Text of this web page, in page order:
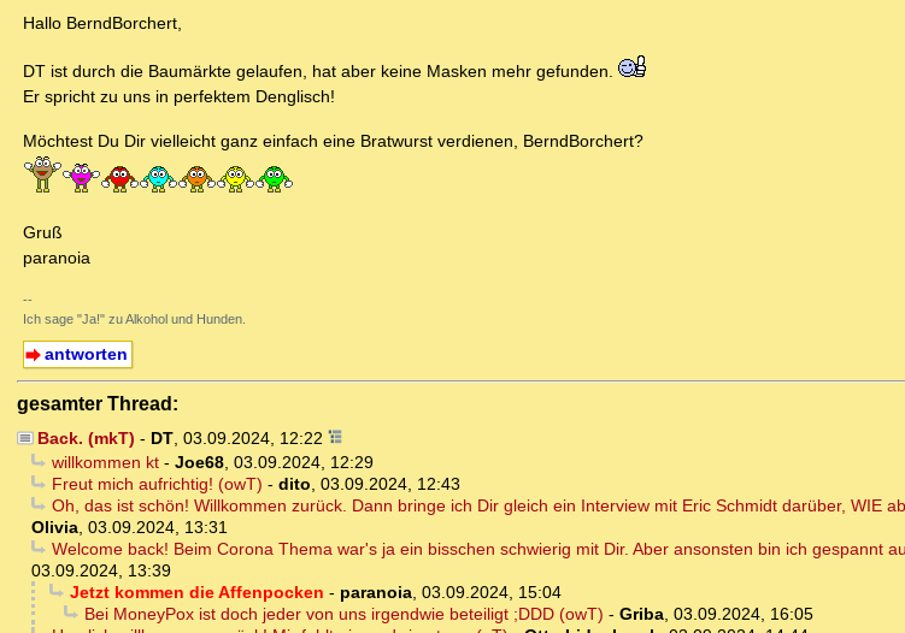
Hallo BerndBorchert,
DT ist durch die Baumärkte gelaufen, hat aber keine Masken mehr gefunden.
Er spricht zu uns in perfektem Denglisch!
Möchtest Du Dir vielleicht ganz einfach eine Bratwurst verdienen, BerndBorchert?
Gruß
paranoia
--
Ich sage "Ja!" zu Alkohol und Hunden.
antworten
gesamter Thread:
Back. (mkT) - DT, 03.09.2024, 12:22
willkommen kt- Joe68, 03.09.2024, 12:29
Freut mich aufrichtig! (owT) - dito, 03.09.2024, 12:43
Oh, das ist schön! Willkommen zurück. Dann bringe ich Dir gleich ein Interview mit Eric Schmidt darüber, WIE
Olivia, 03.09.2024, 13:31
Welcome back! Beim Corona Thema war's ja ein bisschen schwierig mit Dir. Aber ansonsten bin ich gespannt
03.09.2024, 13:39
Jetzt kommen die Affenpocken - paranoia, 03.09.2024, 15:04
Bei MoneyPox ist doch jeder von uns irgendwie beteiligt ;DDD (owT) - Griba, 03.09.2024, 16:05